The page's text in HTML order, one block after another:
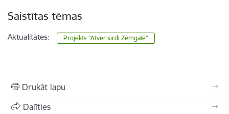
Saistītas tēmas
Aktualitātes: Projekts “Atver sirdi Zemgalē”
Drukāt lapu
Dalīties